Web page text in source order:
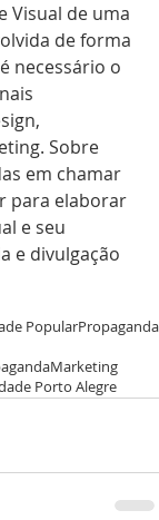
Visual de uma
de forma
necessário o
Sobre
em chamar
para elaborar
e seu
e divulgação
PopularPropaganda
Marketing
Porto Alegre